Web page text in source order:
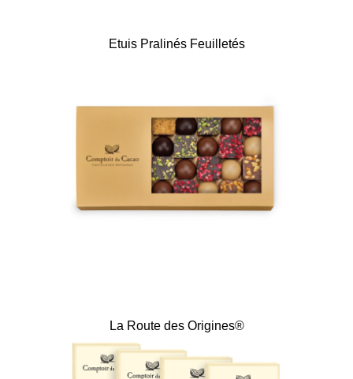
Etuis Pralinés Feuilletés
La Route des Origines®